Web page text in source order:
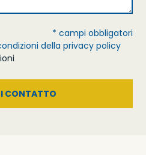
* campi obbligatori
della privacy policy